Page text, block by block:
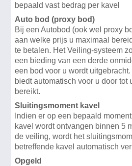
bepaald vast bedrag per kavel
Auto bod (proxy bod)
Bij een Autobod (ook wel proxy
aan welke prijs u maximaal
te betalen. Het Veiling-systeem
een bieding van een derde
een bod voor u wordt
biedt automatisch voor u door tot
bereikt.
Sluitingsmoment kavel
Indien er op een bepaald
kavel wordt ontvangen binnen 5
de veiling, wordt het
betreffende kavel automatisch
Opgeld